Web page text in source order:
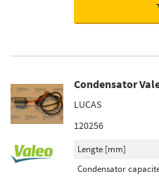
Condensator
LUCAS
120256
Lengte [mm]
Condensator